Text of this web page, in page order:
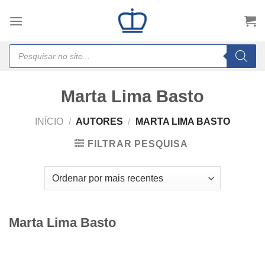
Products
search
Marta Lima Basto
INÍCIO / AUTORES / MARTA LIMA BASTO
FILTRAR PESQUISA
Marta Lima Basto